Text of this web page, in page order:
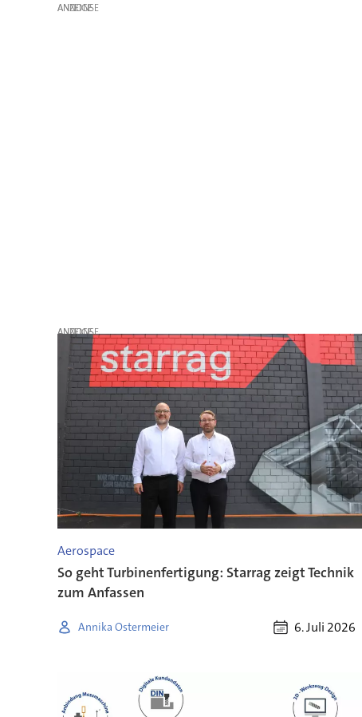
ANZEIGE
ANZEIGE
Aerospace
So geht Turbinenfertigung: Starrag zeigt Technik
zum Anfassen
Annika Ostermeier 6. Juli 2026